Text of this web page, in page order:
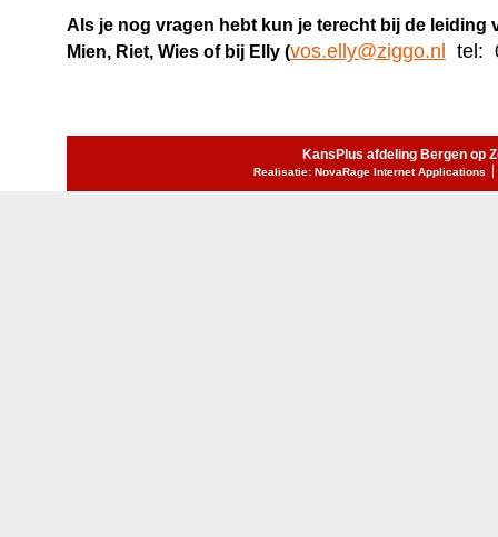
Als je nog vragen hebt kun je terecht bij de leiding
Mien, Riet, Wies of bij Elly (vos.elly@ziggo.nl tel:
KansPlus afdeling Bergen op
Realisatie: NovaRage Internet Applications